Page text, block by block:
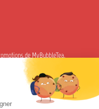
de MyBubbleTea.
et 13H30-16H30